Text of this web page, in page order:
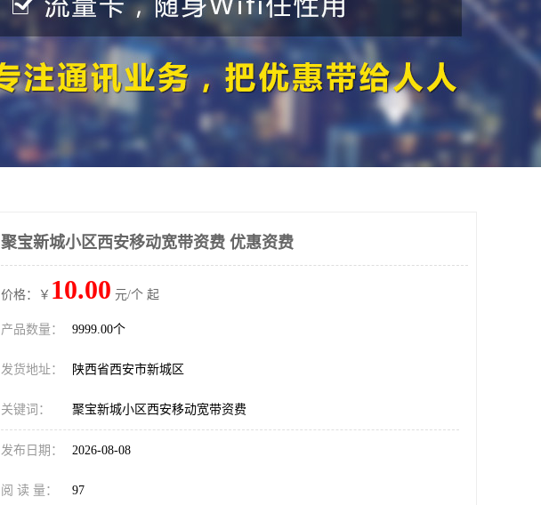
聚宝新城小区西安移动宽带资费 优惠资费
价格：￥ 10.00 元/个 起
产品数量： 9999.00个
发货地址： 陕西省西安市新城区
关键词： 聚宝新城小区西安移动宽带资费
发布日期： 2026-08-08
阅 读 量： 97